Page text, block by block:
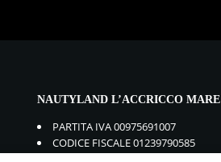
NAUTYLAND L’ACCRICCO MARE
PARTITA IVA 00975691007
CODICE FISCALE 01239790585